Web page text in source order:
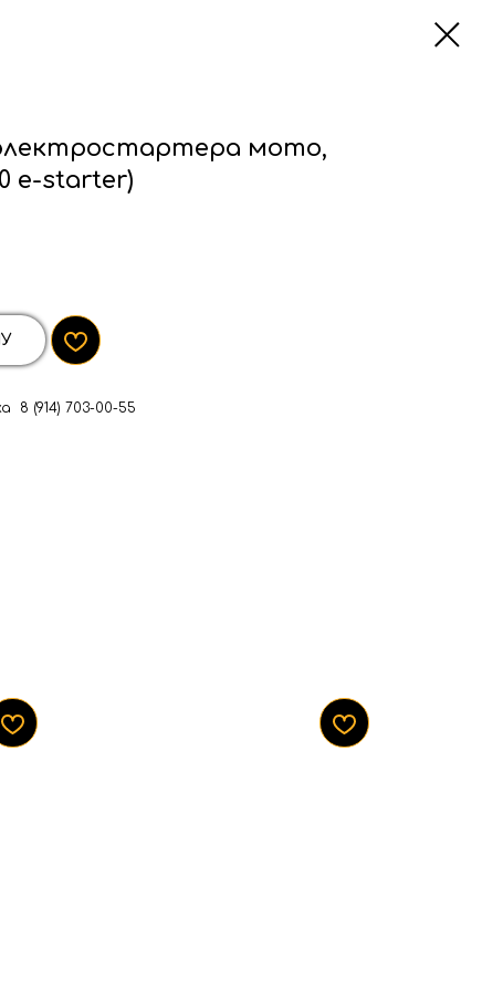
мото,
e-starter)
8 (914) 703-00-55